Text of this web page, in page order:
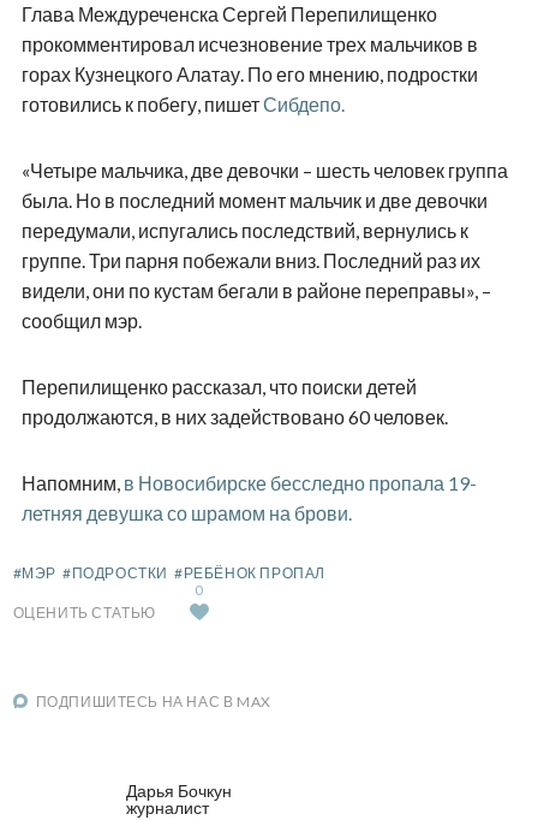
Глава Междуреченска Сергей Перепилищенко
прокомментировал исчезновение трех мальчиков в
горах Кузнецкого Алатау. По его мнению, подростки
готовились к побегу, пишетСибдепо.
«Четыре мальчика, две девочки – шесть человек группа
была. Но в последний момент мальчик и две девочки
передумали, испугались последствий, вернулись к
группе. Три парня побежали вниз. Последний раз их
видели, они по кустам бегали в районе переправы», –
сообщил мэр.
Перепилищенко рассказал, что поиски детей
продолжаются, в них задействовано 60 человек.
Напомним, в Новосибирске бесследно пропала 19-
летняя девушка со шрамом на брови.
#МЭР #ПОДРОСТКИ #РЕБЁНОК ПРОПАЛ
ОЦЕНИТЬ СТАТЬЮ
0
ПОДПИШИТЕСЬ НА НАС В MAX
Дарья Бочкун
журналист